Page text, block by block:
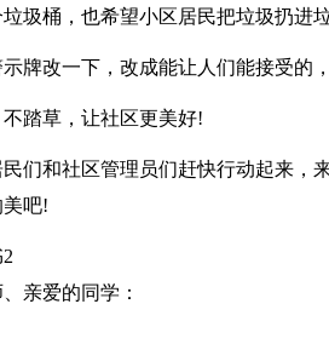
圾桶，也希望小区居民把垃圾扔进垃
牌改一下，改成能让人们能接受的
踏草，让社区更美好!
们和社区管理员们赶快行动起来，
吧!
亲爱的同学：